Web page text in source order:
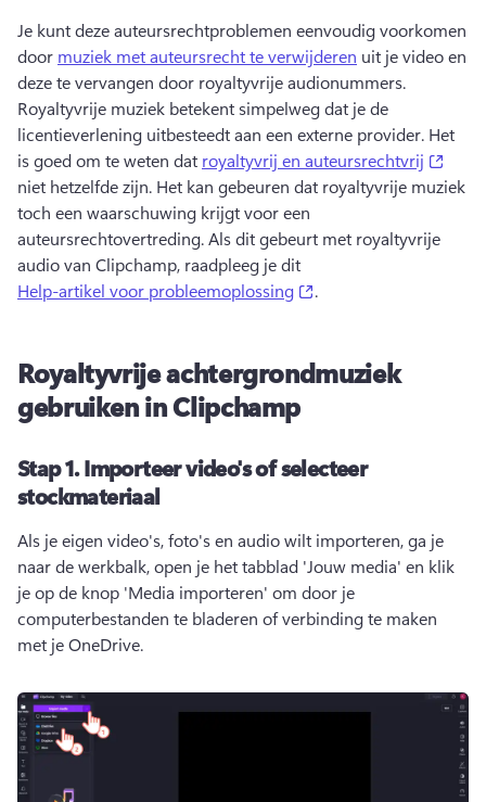
Je kunt deze auteursrechtproblemen eenvoudig voorkomen
door muziek met auteursrecht te verwijderen uit je video en
Royaltyvrije muziek betekent simpelweg dat je de
licentieverlening uitbesteedt aan een externe provider. Het
is goed om te weten dat royaltyvrij en auteursrechtvrij
niet hetzelfde zijn. Het kan gebeuren dat royaltyvrije muziek
toch een waarschuwing krijgt voor een
auteursrechtovertreding. Als dit gebeurt met royaltyvrije
audio van Clipchamp, raadpleeg je dit
Help-artikel voor probleemoplossing
(opens in a new tab)
.
Royaltyvrije achtergrondmuziek
gebruiken in Clipchamp
Stap 1.Importeer video's of selecteer
stockmateriaal
Als je eigen video's, foto's en audio wilt importeren, ga je
naar de werkbalk, open je het tabblad 'Jouw media' en klik
je op de knop 'Media importeren' om door je
computerbestanden te bladeren of verbinding te maken
met je OneDrive.